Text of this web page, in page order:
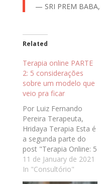
— SRI PREM
Related
Terapia online PARTE
2: 5 considerações
sobre um modelo que
veio pra ficar
Por Luiz Fernando
Pereira Terapeuta,
Hridaya Terapia Esta é
a segunda parte do
post "Terapia Online: 5
observações sobre um
modelo que veio pra
11 de January de 2021
In "Consultório"